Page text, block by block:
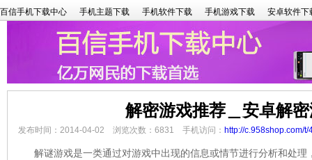
百信手机下载中心 手机主题下载 手机软件下载 手机游戏下载 安卓软件下
解密游戏推荐＿安卓解
发布时间：2014-04-02 浏览次数：6831 手机访问： http://c.958shop.com/t/
解谜游戏是一类通过对游戏中出现的信息或情节进行分析和处理